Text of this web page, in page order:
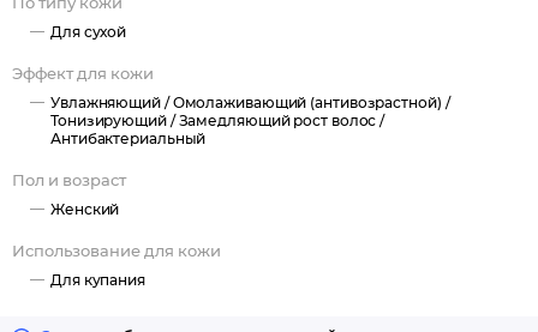
По типу кожи
Для сухой
Эффект для кожи
Увлажняющий /Омолаживающий (антивозрастной) /
Тонизирующий /Замедляющий рост волос /
Антибактериальный
Пол и возраст
Женский
Использование для кожи
Для купания